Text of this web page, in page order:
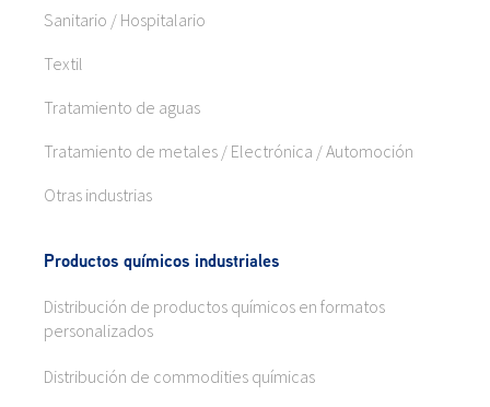
Sanitario / Hospitalario
Textil
Tratamiento de aguas
Tratamiento de metales / Electrónica / Automoción
Otras industrias
Productos químicos industriales
Distribución de productos químicos en formatos
personalizados
Distribución de commodities químicas